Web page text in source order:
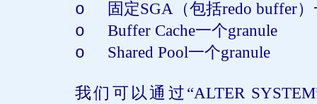
o
固定SGA （包括redo buffer
o
Buffer Cache一个granule
o
Shared Pool一个granule
我们可以通过“ALTER SYSTEM